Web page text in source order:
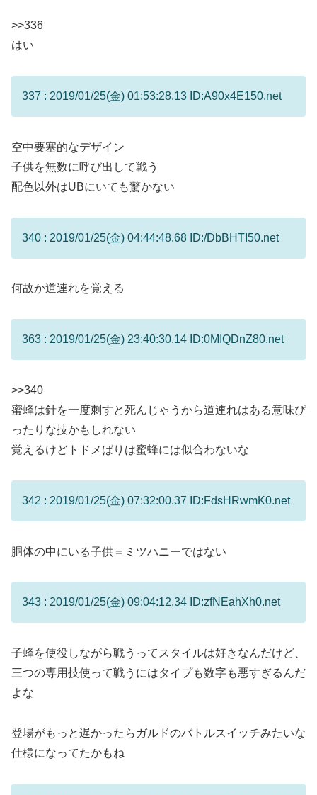
>>336
はい
337 : 2019/01/25(金) 01:53:28.13 ID:A90x4E150.net
空中要塞的なデザイン
子供を無数に呼び出して戦う
配色以外はUBにいても驚かない
340 : 2019/01/25(金) 04:44:48.68 ID:/DbBHTI50.net
何故か道連れを覚える
363 : 2019/01/25(金) 23:40:30.14 ID:0MIQDnZ80.net
>>340
蜜蜂は針を一度刺すと死んじゃうから道連れはある意味ぴ
ったりな技かもしれない
覚えるけどトドメばりは蜜蜂には似合わないな
342 : 2019/01/25(金) 07:32:00.37 ID:FdsHRwmK0.net
胴体の中にいる子供＝ミツハニーではない
343 : 2019/01/25(金) 09:04:12.34 ID:zfNEahXh0.net
子蜂を使役しながら戦うってスタイルは好きなんだけど、
三つの専用技使って戦うにはタイプも数字も悪すぎるんだ
よな
登場がもっと遅かったらガルドのバトルスイッチみたいな
仕様になってたかもね